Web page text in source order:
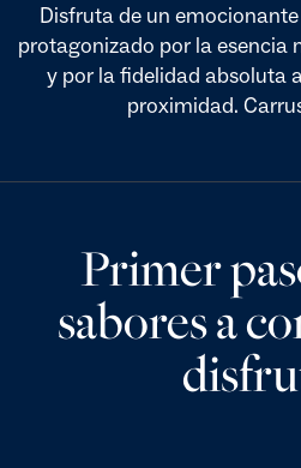
Disfruta de un
protagonizado por la esencia
y por la fidelidad absoluta
proximidad.
Primer
sabores a